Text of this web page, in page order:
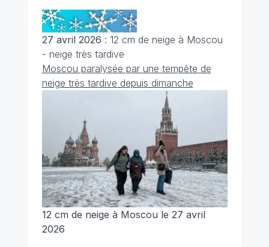
27 avril 2026 : 12 cm de neige à Moscou
- neige très tardive
Moscou paralysée par une tempête de
neige très tardive depuis dimanche
12 cm de neige à Moscou le 27 avril
2026